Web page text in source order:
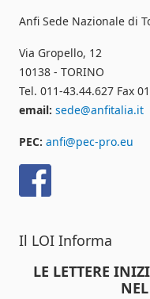
Anfi Sede Nazionale di
Via Gropello, 12
10138 - TORINO
Tel. 011-43.44.627 Fax
email: sede@anfitalia.it
PEC: anfi@pec-pro.eu
Il LOI Informa
LE LETTERE